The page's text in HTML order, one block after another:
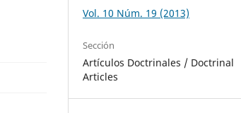
Vol. 10 Núm. 19 (2013)
Sección
Artículos Doctrinales / Doctrinal
Articles